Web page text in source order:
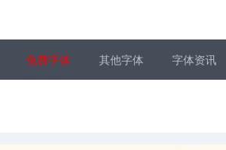
免费字体 其他字体 字体资讯